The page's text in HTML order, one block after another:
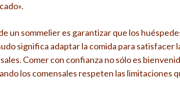
un sommelier es garantizar que los
significa adaptar la comida para satisfacer
Comer con confianza no sólo es
los comensales respeten las limitaciones